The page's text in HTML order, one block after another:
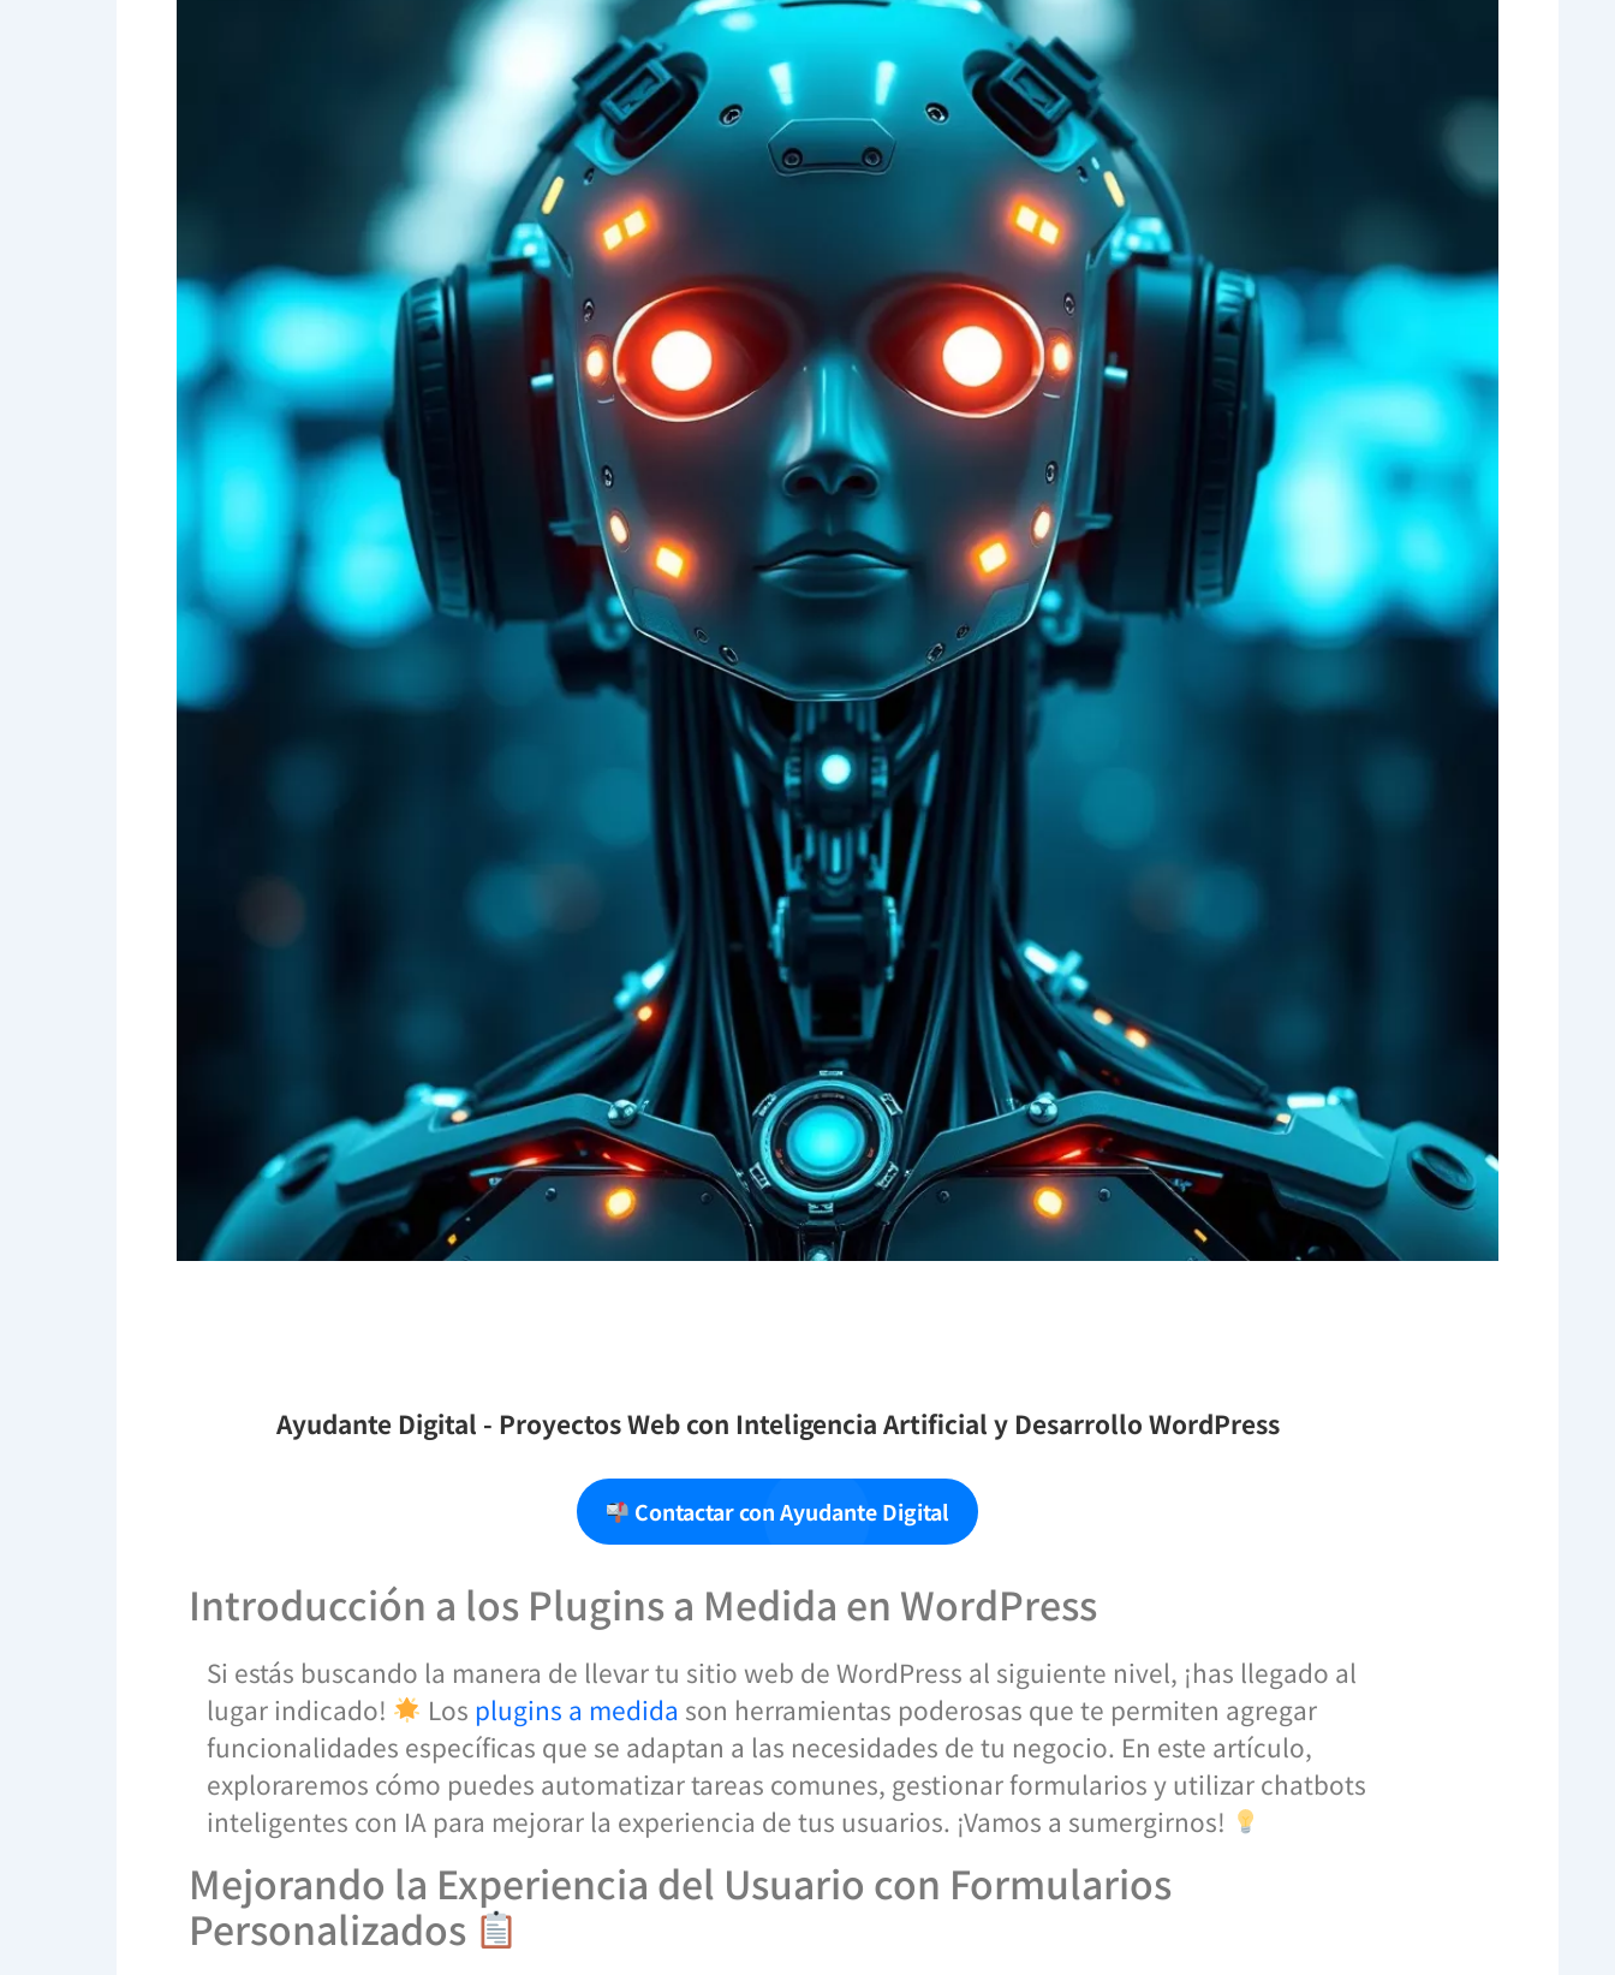
Ayudante Digital - Proyectos Web con Inteligencia Artificial y Desarrollo WordPress
Contactar con Ayudante Digital
Introducción a los Plugins a Medida en WordPress
Si estás buscando la manera de llevar tu sitio web de WordPress al siguiente nivel, ¡has llegado al
lugar indicado!
Los plugins a medida son herramientas poderosas que te permiten agregar
funcionalidades específicas que se adaptan a las necesidades de tu negocio. En este artículo,
exploraremos cómo puedes automatizar tareas comunes, gestionar formularios y utilizar chatbots
inteligentes con IA para mejorar la experiencia de tus usuarios. ¡Vamos a sumergirnos!
Mejorando la Experiencia del Usuario con Formularios
Personalizados